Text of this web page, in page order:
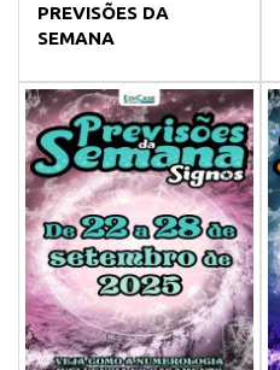
PREVISÕES DA
SEMANA